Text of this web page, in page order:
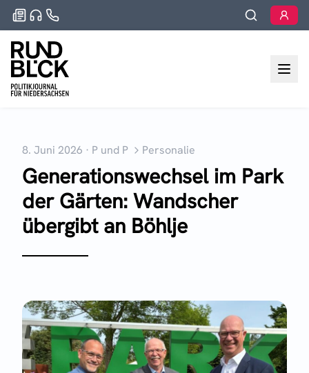
8. Juni 2026 · P und P Personalie
Generationswechsel im Park
der Gärten: Wandscher
übergibt an Böhlje